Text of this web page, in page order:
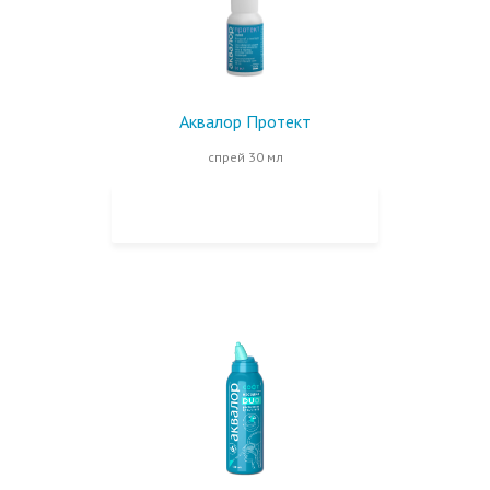
Аквалор Протект
спрей 30 мл